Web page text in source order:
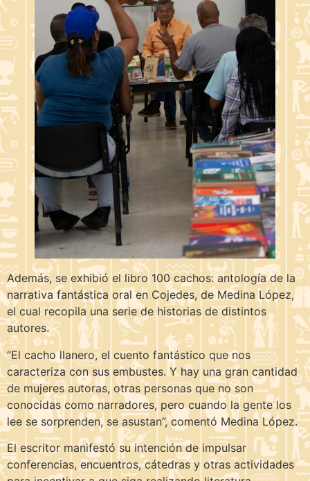
Además, se exhibió el libro 100 cachos: antología de la
narrativa fantástica oral en Cojedes, de Medina López,
el cual recopila una serie de historias de distintos
autores.
“El cacho llanero, el cuento fantástico que nos
caracteriza con sus embustes. Y hay una gran cantidad
de mujeres autoras, otras personas que no son
conocidas como narradores, pero cuando la gente los
lee se sorprenden, se asustan”, comentó Medina López.
El escritor manifestó su intención de impulsar
conferencias, encuentros, cátedras y otras actividades